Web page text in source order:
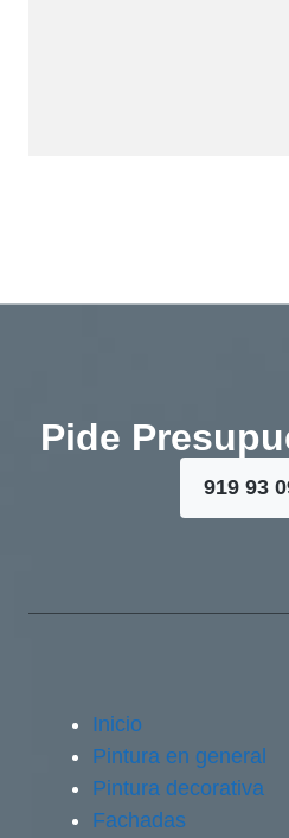
Pide
919 93
Inicio
Pintura en general
Pintura decorativa
Fachadas